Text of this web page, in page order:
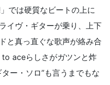
では硬質なビートの上に
イヴ・ギターが乗り、上下
と真っ直ぐな歌声が絡み合
aceらしさがガツンと炸
ー・ソロ”も言うまでもな